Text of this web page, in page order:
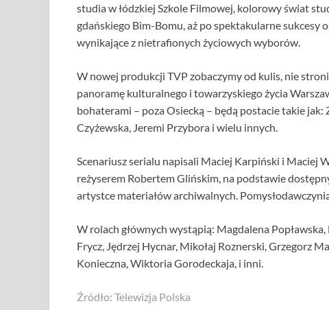
studia w łódzkiej Szkole Filmowej, kolorowy świat
gdańskiego Bim-Bomu, aż po spektakularne sukcesy
wynikające z nietrafionych życiowych wyborów.
W nowej produkcji TVP zobaczymy od kulis, nie
panoramę kulturalnego i towarzyskiego życia
bohaterami – poza Osiecką – będą postacie takie
Czyżewska, Jeremi Przybora i wielu innych.
Scenariusz serialu napisali Maciej Karpiński i Maciej
reżyserem Robertem Glińskim, na podstawie
artystce materiałów archiwalnych.
W rolach głównych wystąpią: Magdalena
Frycz, Jędrzej Hycnar, Mikołaj Roznerski, Grzegorz
Konieczna, Wiktoria Gorodeckaja, i inni.
Źródło: Telewizja Polska